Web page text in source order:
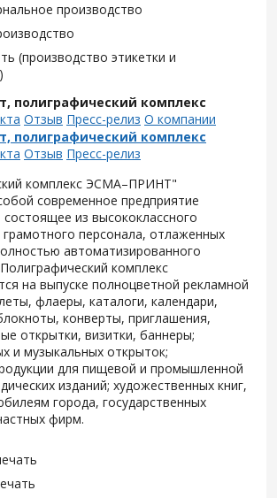
производство
(производство этикетки и
полиграфический комплекс
Отзыв Пресс-релиз О компании
полиграфический комплекс
Отзыв Пресс-релиз
комплекс ЭСМА–ПРИНТ"
современное предприятие
из высококлассного
персонала, отлаженных
автоматизированного
комплекс
на выпуске полноцветной рекламной
флаеры, каталоги, календари,
конверты, приглашения,
открытки, визитки, баннеры;
и музыкальных открыток;
для пищевой и промышленной
изданий; художественных книг,
города, государственных
фирм.